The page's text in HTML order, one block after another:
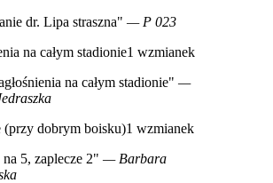
dr. Lipa straszna" — P 023
na całym stadionie1 wzmianek
na całym stadionie" —
(przy dobrym boisku)1 wzmianek
5, zaplecze 2" — Barbara